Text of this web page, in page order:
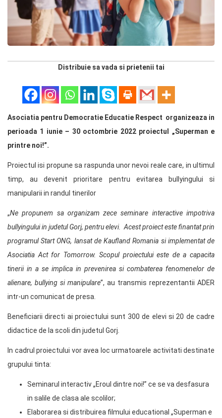
Distribuie sa vada si prietenii tai
Asociatia pentru Democratie Educatie Respect organizeaza in
perioada 1 iunie – 30 octombrie 2022 proiectul „Superman e
printre noi!”.
Proiectul isi propune sa raspunda unor nevoi reale care, in ultimul
timp, au devenit prioritare pentru evitarea bullyingului si
manipularii in randul tinerilor
„Ne propunem sa organizam zece seminare interactive impotriva
bullyingului in judetul Gorj, pentru elevi. Acest proiect este finantat prin
programul Start ONG, lansat de Kaufland Romania si implementat de
Asociatia Act for Tomorrow. Scopul proiectului este de a capacita
tinerii in a se implica in prevenirea si combaterea fenomenelor de
alienare, bullying si manipulare”, au transmis reprezentantii ADER
intr-un comunicat de presa.
Beneficiarii directi ai proiectului sunt 300 de elevi si 20 de cadre
didactice de la scoli din judetul Gorj.
In cadrul proiectului vor avea loc urmatoarele activitati destinate
grupului tinta:
Seminarul interactiv „Eroul dintre noi!” ce se va desfasura
in salile de clasa ale scolilor;
Elaborarea si distribuirea filmului educational „Superman e